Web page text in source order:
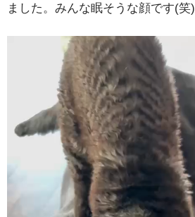
ました。みんな眠そうな顔です(笑)
ー